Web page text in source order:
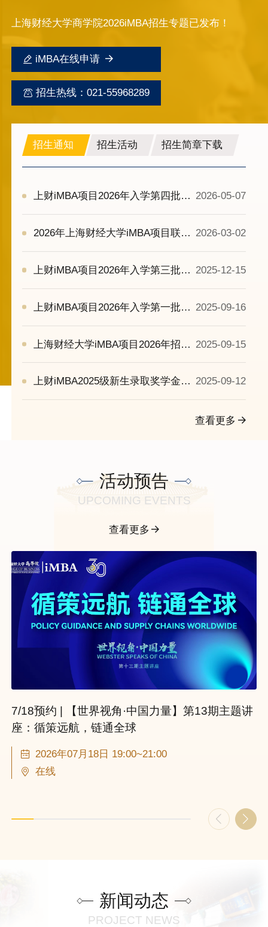
上海财经大学商学院2026iMBA招生专题已发布！
iMBA在线申请
招生热线：021-55968289
招生通知 招生活动 招生简章下载
上财iMBA项目2026年入学第四批次 2026-05-07
2026年上海财经大学iMBA项目联考 2026-03-02
上财iMBA项目2026年入学第三批次 2025-12-15
上财iMBA项目2026年入学第一批次 2025-09-16
上海财经大学iMBA项目2026年招生 2025-09-15
上财iMBA2025级新生录取奖学金名 2025-09-12
查看更多
活动预告
UPCOMING EVENTS
查看更多
7/18预约 | 【世界视角·中国力量】第13期主题讲
座：循策远航，链通全球
2026年07月18日 19:00~21:00
在线
新闻动态
PROJECT NEWS